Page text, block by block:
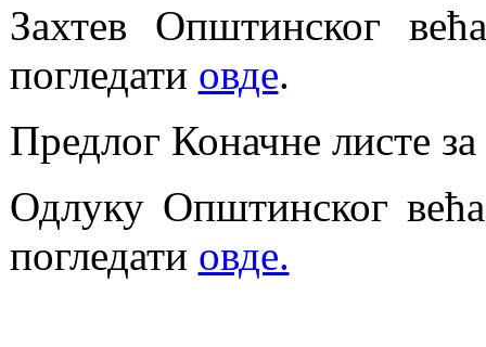
Захтев Општинског
погледати овде.
Предлог Коначне листе
Одлуку Општинског
погледати овде.